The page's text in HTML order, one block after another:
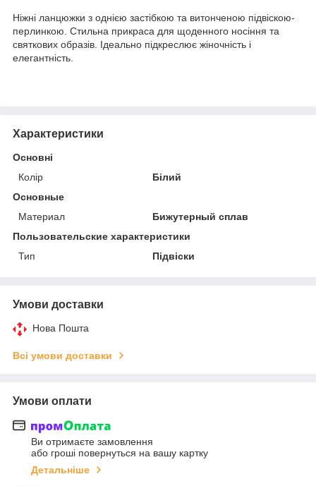
Ніжні ланцюжки з однією застібкою та витонченою підвіскою-
перлинкою. Стильна прикраса для щоденного носіння та
святкових образів. Ідеально підкреслює жіночність і
елегантність.
Характеристики
Основні
Колір
Білий
Основные
Материал
Бижутерный сплав
Пользовательские характеристики
Тип
Підвіски
Умови доставки
Нова Пошта
Всі умови доставки
Умови оплати
Ви отримаєте замовлення
або гроші повернуться на вашу картку
Детальніше